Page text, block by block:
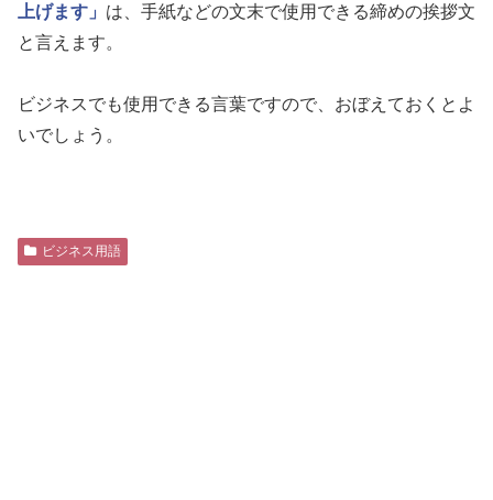
上げます」 は、手紙などの文末で使用できる締めの挨拶文
と言えます。
ビジネスでも使用できる言葉ですので、おぼえておくとよ
いでしょう。
ビジネス用語